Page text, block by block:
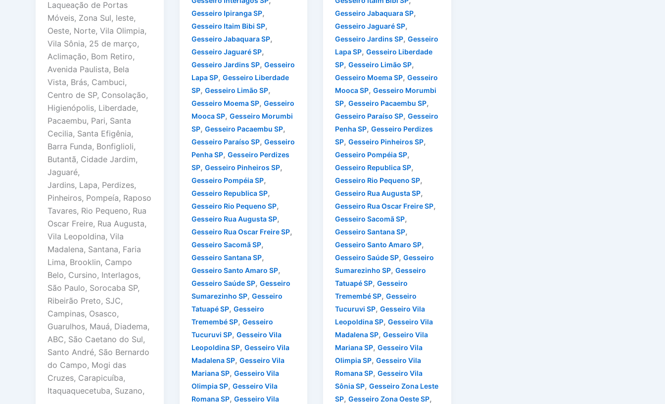
Laqueação de Portas
Móveis, Zona Sul, leste,
Oeste, Norte, Vila Olimpia,
Vila Sônia, 25 de março,
Aclimação, Bom Retiro,
Avenida Paulista, Bela
Vista, Brás, Cambuci,
Centro de SP, Consolação,
Higienópolis, Liberdade,
Pacaembu, Pari, Santa
Cecilia, Santa Efigênia,
Barra Funda, Bonfiglioli,
Butantã, Cidade Jardim,
Jaguaré,
Jardins, Lapa, Perdizes,
Pinheiros, Pompeía, Raposo
Tavares, Rio Pequeno, Rua
Oscar Freire, Rua Augusta,
Vila Leopoldina, Vila
Madalena, Santana, Faria
Lima, Brooklin, Campo
Belo, Cursino, Interlagos,
São Paulo, Sorocaba SP,
Ribeirão Preto, SJC,
Campinas, Osasco,
Guarulhos, Mauá, Diadema,
ABC, São Caetano do Sul,
Santo André, São Bernardo
do Campo, Mogi das
Cruzes, Carapicuíba,
Itaquaquecetuba, Suzano,
Gesseiro Ipiranga SP,
Gesseiro Itaim Bibi SP,
Gesseiro Jabaquara SP,
Gesseiro Jaguaré SP,
Gesseiro Jardins SP, Gesseiro
Lapa SP, Gesseiro Liberdade
SP, Gesseiro Limão SP,
Gesseiro Moema SP, Gesseiro
Mooca SP, Gesseiro Morumbi
SP, Gesseiro Pacaembu SP,
Gesseiro Paraíso SP, Gesseiro
Penha SP, Gesseiro Perdizes
SP, Gesseiro Pinheiros SP,
Gesseiro Pompéia SP,
Gesseiro Republica SP,
Gesseiro Rio Pequeno SP,
Gesseiro Rua Augusta SP,
Gesseiro Rua Oscar Freire SP,
Gesseiro Sacomã SP,
Gesseiro Santana SP,
Gesseiro Santo Amaro SP,
Gesseiro Saúde SP, Gesseiro
Sumarezinho SP, Gesseiro
Tatuapé SP, Gesseiro
Tremembé SP, Gesseiro
Tucuruvi SP, Gesseiro Vila
Leopoldina SP, Gesseiro Vila
Madalena SP, Gesseiro Vila
Mariana SP, Gesseiro Vila
Olimpia SP, Gesseiro Vila
Romana SP, Gesseiro Vila
Gesseiro Jabaquara SP,
Gesseiro Jaguaré SP,
Gesseiro Jardins SP,Gesseiro
Lapa SP,Gesseiro Liberdade
SP,Gesseiro Limão SP,
Gesseiro Moema SP,Gesseiro
Mooca SP,Gesseiro Morumbi
SP,Gesseiro Pacaembu SP,
Gesseiro Paraíso SP,Gesseiro
Penha SP,Gesseiro Perdizes
SP,Gesseiro Pinheiros SP,
Gesseiro Pompéia SP,
Gesseiro Republica SP,
Gesseiro Rio Pequeno SP,
Gesseiro Rua Augusta SP,
Gesseiro Rua Oscar Freire SP,
Gesseiro Sacomã SP,
Gesseiro Santana SP,
Gesseiro Santo Amaro SP,
Gesseiro Saúde SP,Gesseiro
Sumarezinho SP,Gesseiro
Tatuapé SP,Gesseiro
Tremembé SP,Gesseiro
Tucuruvi SP,Gesseiro Vila
Leopoldina SP,Gesseiro Vila
Madalena SP,Gesseiro Vila
Mariana SP,Gesseiro Vila
Olimpia SP,Gesseiro Vila
Romana SP,Gesseiro Vila
Sônia SP,Gesseiro Zona Leste
SP,Gesseiro Zona Oeste SP,